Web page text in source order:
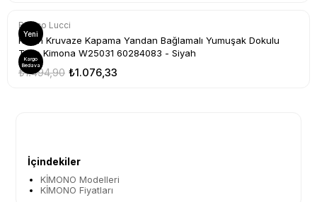
Bianco Lucci
Kadın Kruvaze Kapama Yandan Bağlamalı Yumuşak Dokulu
Triko Kimona W25031 60284083 - Siyah
₺1.076,33
₺1.494,90
Yeni
Kargo
Bedava
İçindekiler
KİMONO Modelleri
KİMONO Fiyatları